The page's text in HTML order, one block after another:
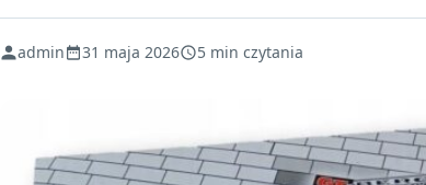
admin 31 maja 2026 5 min czytania